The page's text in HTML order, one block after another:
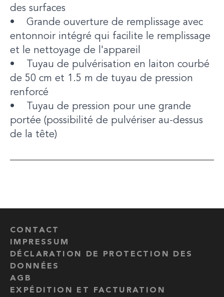
des surfaces
• Grande ouverture de remplissage avec
entonnoir intégré qui facilite le remplissage
et le nettoyage de l'appareil
• Tuyau de pulvérisation en laiton courbé
de 50 cm et 1.5 m de tuyau de pression
renforcé
• Tuyau de pression pour une grande
portée (possibilité de pulvériser au-dessus
de la tête)
CONTACT
IMPRESSUM
DÉCLARATION DE PROTECTION DES
DONNÉES
AGB
EXPÉDITION ET FACTURATION